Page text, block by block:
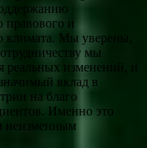
правового и
климата. Мы уверены,
мы
реальных изменений, и
вклад в
на благо
Именно это
неизменным